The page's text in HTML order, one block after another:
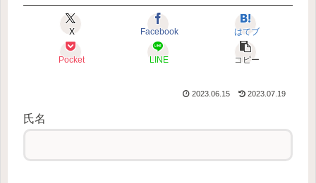
X Facebook はてブ
Pocket LINE コピー
2023.06.15 2023.07.19
氏名